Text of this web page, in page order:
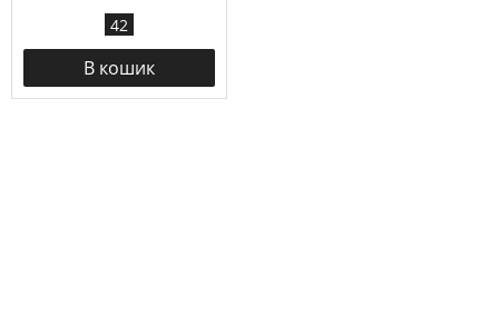
42
В кошик